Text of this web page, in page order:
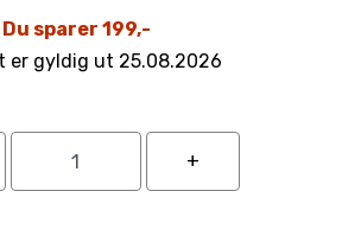
Du sparer 199,-
er gyldig ut 25.08.2026